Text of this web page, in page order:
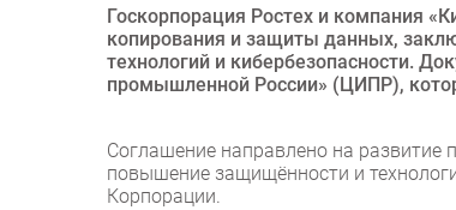
Госкорпорация Ростех и компания
копирования и защиты данных,
технологий и кибербезопасности.
промышленной России» (ЦИПР),
Соглашение направлено на развитие
повышение защищённости и
Корпорации.